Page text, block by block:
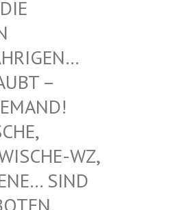
SIND E
ERWACH
HIER V